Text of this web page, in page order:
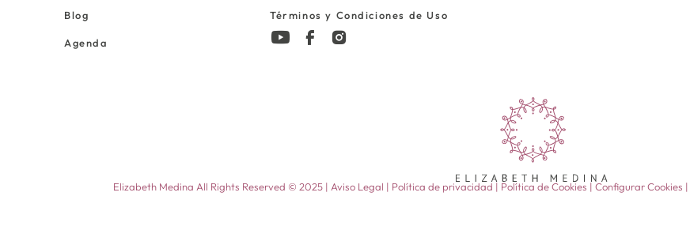
Blog
Agenda
Términos y Condiciones de Uso
Elizabeth Medina All Rights Reserved © 2025 | Aviso Legal | Política de privacidad | Política de Cookies | Configurar Cookies |